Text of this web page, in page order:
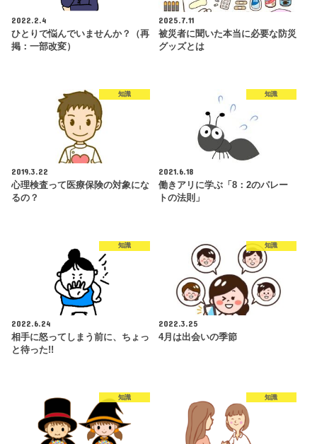
2022.2.4
ひとりで悩んでいませんか？（再
掲：一部改変）
2025.7.11
被災者に聞いた本当に必要な防災
グッズとは
知識
2019.3.22
心理検査って医療保険の対象にな
るの？
知識
2021.6.18
働きアリに学ぶ「8：2のパレー
トの法則」
知識
2022.6.24
相手に怒ってしまう前に、ちょっ
と待った!!
知識
2022.3.25
4月は出会いの季節
知識 知識